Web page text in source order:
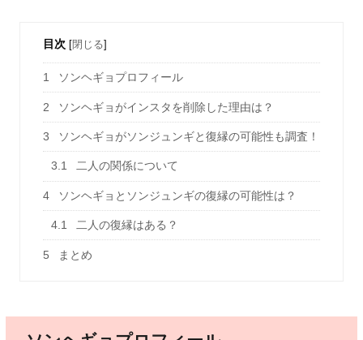
目次 [閉じる]
1 ソンヘギョプロフィール
2 ソンヘギョがインスタを削除した理由は？
3 ソンヘギョがソンジュンギと復縁の可能性も調査！
3.1 二人の関係について
4 ソンヘギョとソンジュンギの復縁の可能性は？
4.1 二人の復縁はある？
5 まとめ